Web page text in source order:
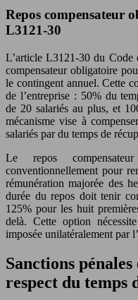
Repos compensateur
L3121-30
L’article L3121-30 du Code
compensateur obligatoire
le contingent annuel. Cette
de l’entreprise : 50% du
de 20 salariés au plus, et
mécanisme vise à
salariés par du temps de
Le repos
conventionnellement pour
rémunération majorée des
durée du repos doit tenir
125% pour les huit
delà. Cette option
imposée unilatéralement par
Sanctions
respect du temps